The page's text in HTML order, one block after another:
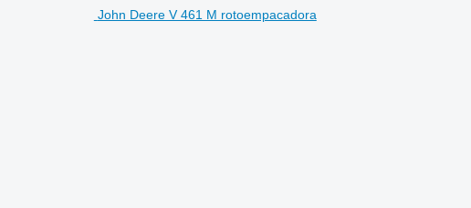
John Deere V 461 M rotoempacadora